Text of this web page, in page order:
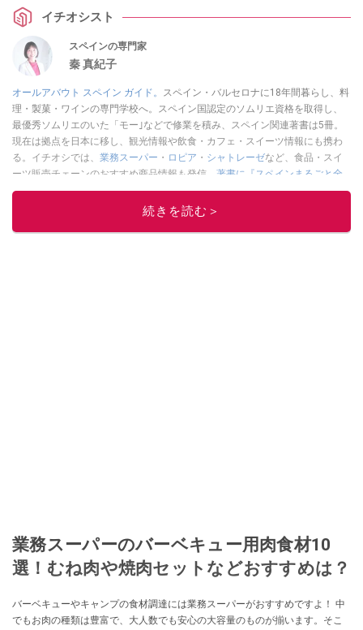
連商品も紹介します。
イチオシスト
スペインの専門家
秦 真紀子
オールアバウト スペイン ガイド。 スペイン・バルセロナに18年間暮らし、料
理・製菓・ワインの専門学校へ。スペイン国認定のソムリエ資格を取得し、
最優秀ソムリエのいた「モー｣などで修業を積み、スペイン関連著書は5冊。
現在は拠点を日本に移し、観光情報や飲食・カフェ・スイーツ情報にも携わ
る。イチオシでは、 業務スーパー ・ ロピア ・ シャトレーゼなど、食品・スイ
ーツ販売チェーンのおすすめ商品情報も発信。 著書に『スペインまるごと全
17州おいしい旅』（‎産業編集センター刊）ほか。■経歴：ワイナリーツアー
ガイドや、飲食関連の方の視察旅行のコーディネートやガイド、スペインの
続きを読む＞
業務スーパーのバーベキュー用肉食材10
選！むね肉や焼肉セットなどおすすめは？
バーベキューやキャンプの食材調達には業務スーパーがおすすめですよ！ 中
でもお肉の種類は豊富で、大人数でも安心の大容量のものが揃います。そこ